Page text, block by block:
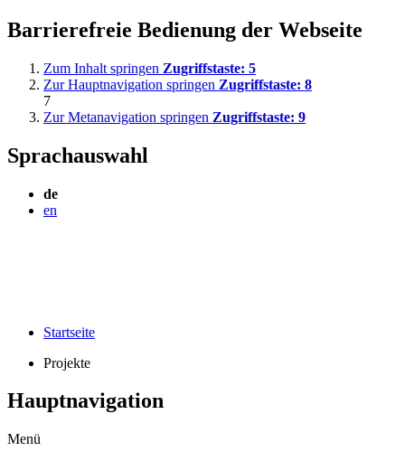
Barrierefreie Bedienung der Webseite
Zum Inhalt springen Zugriffstaste: 5
Zur Hauptnavigation springen Zugriffstaste: 8
7
Zur Metanavigation springen Zugriffstaste: 9
Sprachauswahl
de
en
Startseite
Projekte
Hauptnavigation
Menü